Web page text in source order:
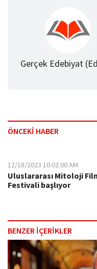
Gerçek Edebiyat
ÖNCEKİ HABER
12/18/2023 10:02:00 AM
Uluslararası Mitoloji
Festivali başlıyor
BENZER İÇERİKLER